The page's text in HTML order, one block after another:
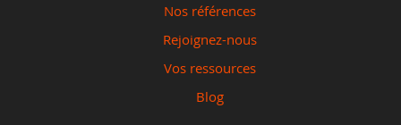
Nos références
Rejoignez-nous
Vos ressources
Blog